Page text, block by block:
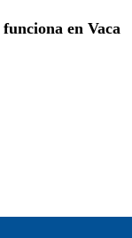
en Vaca